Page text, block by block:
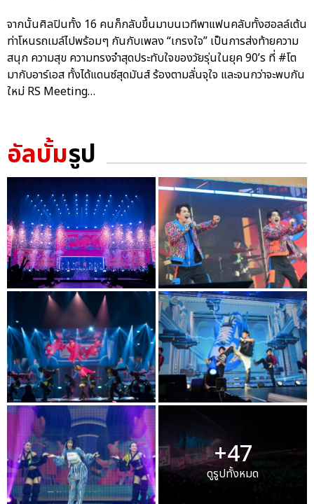
จากนั้นศิลปินทั้ง 16 คนก็กลับขึ้นมาบนเวทีพาแฟนคลับทั้งฮอลล์เต้น
ท่าโหนรถเมล์ไปพร้อมๆ กันกับเพลง “เกรงใจ” เป็นการส่งท้ายความ
สนุก ความสุข ความทรงจำสุดประทับใจของวัยรุ่นในยุค 90’s ที่ #โต
มากับอาร์เอส ทั้งได้แดนซ์สุดมันส์ ร้องตามลั่นจุใจ และจนกว่าจะพบกัน
ใหม่ RS Meeting…
อัลบั้มรูป
+47
ดูรูปทั้งหมด